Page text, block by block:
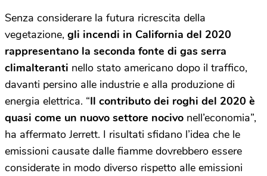
Senza considerare la futura ricrescita della
vegetazione, gli incendi in California del 2020
rappresentano la seconda fonte di gas serra
climalteranti nello stato americano dopo il traffico,
davanti persino alle industrie e alla produzione di
energia elettrica. “Il contributo dei roghi del 2020 è
quasi come un nuovo settore nocivo nell’economia”,
ha affermato Jerrett. I risultati sfidano l’idea che le
emissioni causate dalle fiamme dovrebbero essere
considerate in modo diverso rispetto alle emissioni